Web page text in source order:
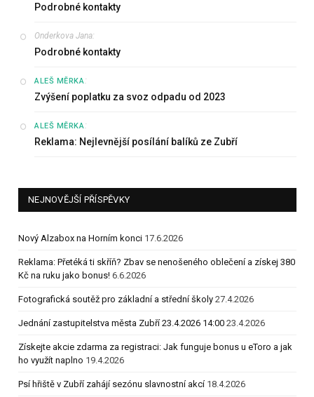
Podrobné kontakty
Onderkova Jana:
Podrobné kontakty
ALEŠ MĚRKA:
Zvýšení poplatku za svoz odpadu od 2023
ALEŠ MĚRKA:
Reklama: Nejlevnější posílání balíků ze Zubří
NEJNOVĚJŠÍ PŘÍSPĚVKY
Nový Alzabox na Horním konci 17.6.2026
Reklama: Přetéká ti skříň? Zbav se nenošeného oblečení a získej 380
Kč na ruku jako bonus! 6.6.2026
Fotografická soutěž pro základní a střední školy 27.4.2026
Jednání zastupitelstva města Zubří 23.4.2026 14:00 23.4.2026
Získejte akcie zdarma za registraci: Jak funguje bonus u eToro a jak
ho využít naplno 19.4.2026
Psí hřiště v Zubří zahájí sezónu slavnostní akcí 18.4.2026